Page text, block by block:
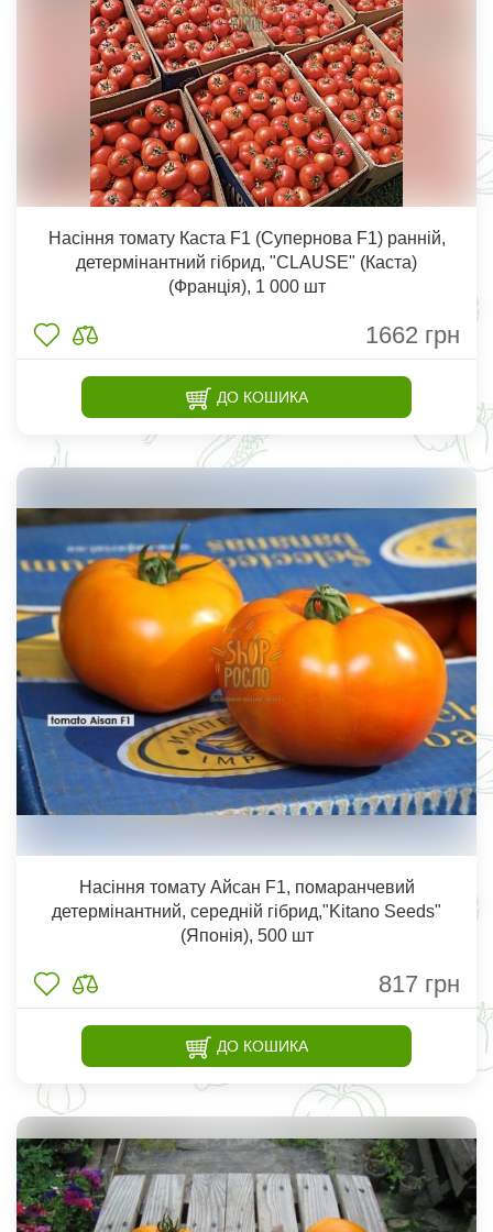
Насіння томату Каста F1 (Супернова F1) ранній,
детермінантний гібрид, "CLAUSE" (Каста)
(Франція), 1 000 шт
1662 грн
ДО КОШИКА
Насіння томату Айсан F1, помаранчевий
детермінантний, середній гібрид,"Kitano Seeds"
(Японія), 500 шт
817 грн
ДО КОШИКА